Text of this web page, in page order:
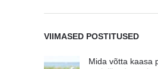
VIIMASED POSTITUSED
Mida võtta kaasa